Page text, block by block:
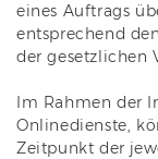
eines Auftrags
entsprechend
der gesetzlichen
Im Rahmen der
Onlinedienste,
Zeitpunkt der